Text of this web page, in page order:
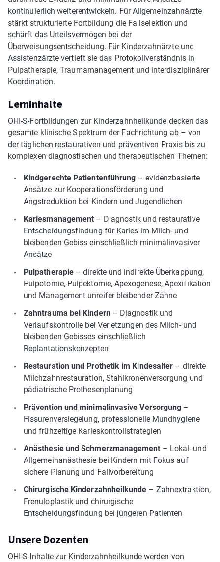
kontinuierlich weiterentwickeln. Für Allgemeinzahnärzte
stärkt strukturierte Fortbildung die Fallselektion und
schärft das Urteilsvermögen bei der
Überweisungsentscheidung. Für Kinderzahnärzte und
Assistenzärzte vertieft sie das Protokollverständnis in
Pulpatherapie, Traumamanagement und interdisziplinärer
Koordination.
Lerninhalte
OHI-S-Fortbildungen zur Kinderzahnheilkunde decken das
gesamte klinische Spektrum der Fachrichtung ab – von
der täglichen restaurativen und präventiven Praxis bis zu
komplexen diagnostischen und therapeutischen Themen:
Kindgerechte Patientenführung – evidenzbasierte
Ansätze zur Kooperationsförderung und
Angstreduktion bei Kindern und Jugendlichen
Kariesmanagement – Diagnostik und restaurative
Entscheidungsfindung für Karies im Milch- und
bleibenden Gebiss einschließlich minimalinvasiver
Ansätze
Pulpatherapie – direkte und indirekte Überkappung,
Pulpotomie, Pulpektomie, Apexogenese, Apexifikation
und Management unreifer bleibender Zähne
Zahntrauma bei Kindern– Diagnostik und
Verlaufskontrolle bei Verletzungen des Milch- und
bleibenden Gebisses einschließlich
Replantationskonzepten
Restauration und Prothetik im Kindesalter – direkte
Milchzahnrestauration, Stahlkronenversorgung und
pädiatrische Prothesenplanung
Prävention und minimalinvasive Versorgung –
Fissurenversiegelung, professionelle Mundhygiene
und frühzeitige Karieskontrollstrategien
Anästhesie und Schmerzmanagement – Lokal- und
Allgemeinanästhesie bei Kindern mit Fokus auf
sichere Planung und Fallvorbereitung
Chirurgische Kinderzahnheilkunde – Zahnextraktion,
Frenuloplastik und chirurgische
Entscheidungsfindung bei jüngeren Patienten
Unsere Dozenten
OHI-S-Inhalte zur Kinderzahnheilkunde werden von